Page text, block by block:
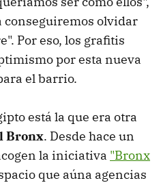
conseguiremos olvidar
Por eso, los grafitis
por esta nueva
el barrio.
está la que era otra
Bronx. Desde hace un
la iniciativa "Bronx
que aúna agencias